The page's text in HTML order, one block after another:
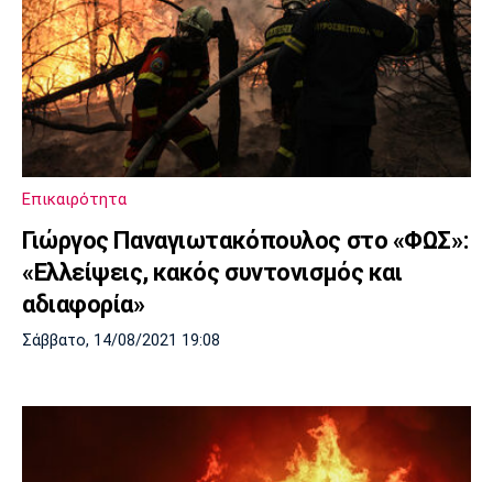
Επικαιρότητα
Γιώργος Παναγιωτακόπουλος στο «ΦΩΣ»:
«Ελλείψεις, κακός συντονισμός και
αδιαφορία»
Σάββατο, 14/08/2021 19:08